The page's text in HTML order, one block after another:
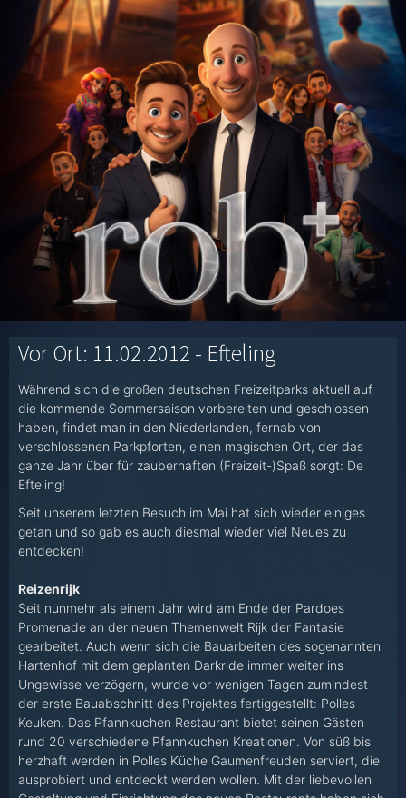
Vor Ort: 11.02.2012 - Efteling
Während sich die großen deutschen Freizeitparks aktuell auf
die kommende Sommersaison vorbereiten und geschlossen
haben, findet man in den Niederlanden, fernab von
verschlossenen Parkpforten, einen magischen Ort, der das
ganze Jahr über für zauberhaften (Freizeit-)Spaß sorgt: De
Efteling!
Seit unserem letzten Besuch im Mai hat sich wieder einiges
getan und so gab es auch diesmal wieder viel Neues zu
entdecken!
Reizenrijk
Seit nunmehr als einem Jahr wird am Ende der Pardoes
Promenade an der neuen Themenwelt Rijk der Fantasie
gearbeitet. Auch wenn sich die Bauarbeiten des sogenannten
Hartenhof mit dem geplanten Darkride immer weiter ins
Ungewisse verzögern, wurde vor wenigen Tagen zumindest
der erste Bauabschnitt des Projektes fertiggestellt: Polles
Keuken. Das Pfannkuchen Restaurant bietet seinen Gästen
rund 20 verschiedene Pfannkuchen Kreationen. Von süß bis
herzhaft werden in Polles Küche Gaumenfreuden serviert, die
ausprobiert und entdeckt werden wollen. Mit der liebevollen